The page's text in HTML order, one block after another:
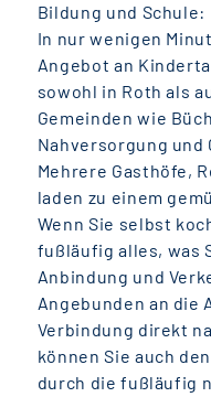
Bildung und Schule:
In nur wenigen
Angebot an
sowohl in Roth als
Gemeinden wie
Nahversorgung und
Mehrere Gasthöfe,
laden zu einem
Wenn Sie selbst
fußläufig alles, was
Anbindung und
Angebunden an die
Verbindung direkt
können Sie auch
durch die fußläufig